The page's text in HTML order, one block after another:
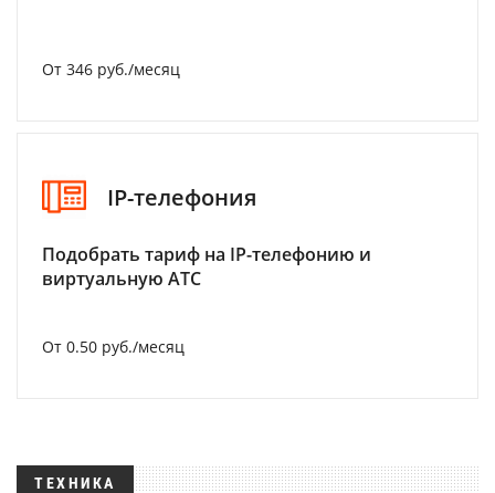
От 346 руб./месяц
IP-телефония
Подобрать тариф на IP-телефонию и
виртуальную АТС
От 0.50 руб./месяц
ТЕХНИКА